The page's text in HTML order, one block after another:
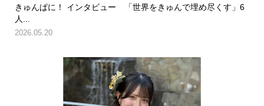
きゅんぱに！ インタビュー 「世界をきゅんで埋め尽くす」6
人...
2026.05.20